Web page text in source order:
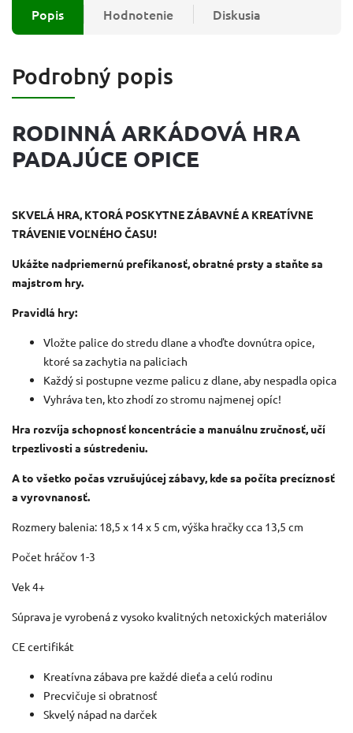
Popis Hodnotenie Diskusia
Podrobný popis
RODINNÁ ARKÁDOVÁ HRA
PADAJÚCE OPICE
SKVELÁ HRA, KTORÁ POSKYTNE ZÁBAVNÉ A KREATÍVNE
TRÁVENIE VOĽNÉHO ČASU!
Ukážte nadpriemernú prefíkanosť, obratné prsty a staňte sa
majstrom hry.
Pravidlá hry:
Vložte palice do stredu dlane a vhoďte dovnútra opice,
ktoré sa zachytia na paliciach
Každý si postupne vezme palicu z dlane, aby nespadla opica
Vyhráva ten, kto zhodí zo stromu najmenej opíc!
Hra rozvíja schopnosť koncentrácie a manuálnu zručnosť, učí
trpezlivosti a sústredeniu.
A to všetko počas vzrušujúcej zábavy, kde sa počíta precíznosť
a vyrovnanosť.
Rozmery balenia: 18,5 x 14 x 5 cm, výška hračky cca 13,5 cm
Počet hráčov 1-3
Vek 4+
Súprava je vyrobená z vysoko kvalitných netoxických materiálov
CE certifikát
Kreatívna zábava pre každé dieťa a celú rodinu
Precvičuje si obratnosť
Skvelý nápad na darček